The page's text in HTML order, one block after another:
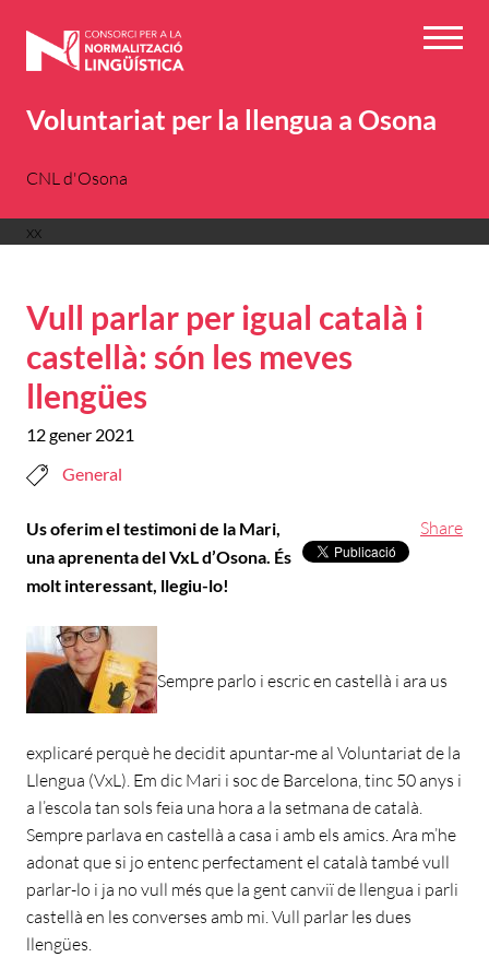
Voluntariat per la llengua a Osona
CNL d'Osona
xx
Vull parlar per igual català i
castellà: són les meves
llengües
12 gener 2021
General
Share
Us oferim el testimoni de la Mari,
una aprenenta del VxL d’Osona. És
molt interessant, llegiu-lo!
Sempre parlo i escric en castellà i ara us
explicaré perquè he decidit apuntar-me al Voluntariat de la
Llengua (VxL). Em dic Mari i soc de Barcelona, tinc 50 anys i
a l’escola tan sols feia una hora a la setmana de català.
Sempre parlava en castellà a casa i amb els amics. Ara m’he
adonat que si jo entenc perfectament el català també vull
parlar-lo i ja no vull més que la gent canviï de llengua i parli
castellà en les converses amb mi. Vull parlar les dues
llengües.